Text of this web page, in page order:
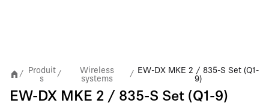
/
Produit
s
/
Wireless
systems
/
EW-DX MKE 2 / 835-S Set (Q1-
9)
EW-DX MKE 2 / 835-S Set (Q1-9)